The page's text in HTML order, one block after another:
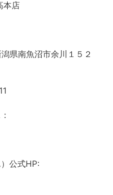
本店
県南魚沼市余川１５２
公式HP: